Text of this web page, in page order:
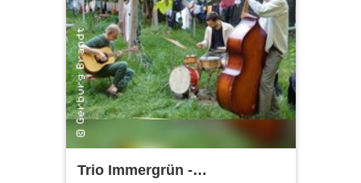
Trio Immergrün -